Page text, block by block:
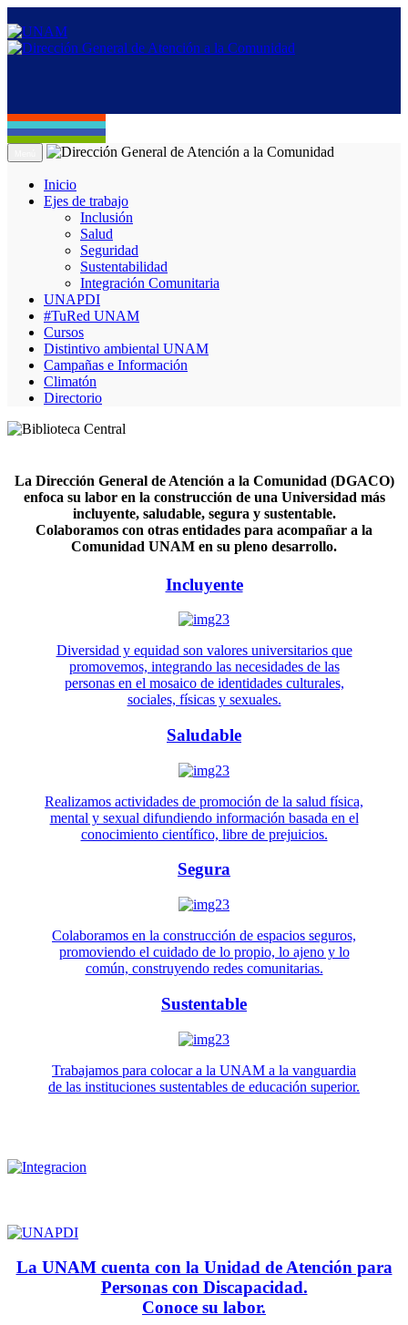
Inicio
Ejes de trabajo
Inclusión
Salud
Seguridad
Sustentabilidad
Integración Comunitaria
UNAPDI
#TuRed UNAM
Cursos
Distintivo ambiental UNAM
Campañas e Información
Climatón
Directorio
La Dirección General de Atención a la Comunidad (DGACO)
enfoca su labor en la construcción de una Universidad más
incluyente, saludable, segura y sustentable.
Colaboramos con otras entidades para acompañar a la
Comunidad UNAM en su pleno desarrollo.
Incluyente
Diversidad y equidad son valores universitarios que
promovemos, integrando las necesidades de las
personas en el mosaico de identidades culturales,
sociales, físicas y sexuales.
Saludable
Realizamos actividades de promoción de la salud física,
mental y sexual difundiendo información basada en el
conocimiento científico, libre de prejuicios.
Segura
Colaboramos en la construcción de espacios seguros,
promoviendo el cuidado de lo propio, lo ajeno y lo
común, construyendo redes comunitarias.
Sustentable
Trabajamos para colocar a la UNAM a la vanguardia
de las instituciones sustentables de educación superior.
La UNAM cuenta con la Unidad de Atención para
Personas con Discapacidad.
Conoce su labor.